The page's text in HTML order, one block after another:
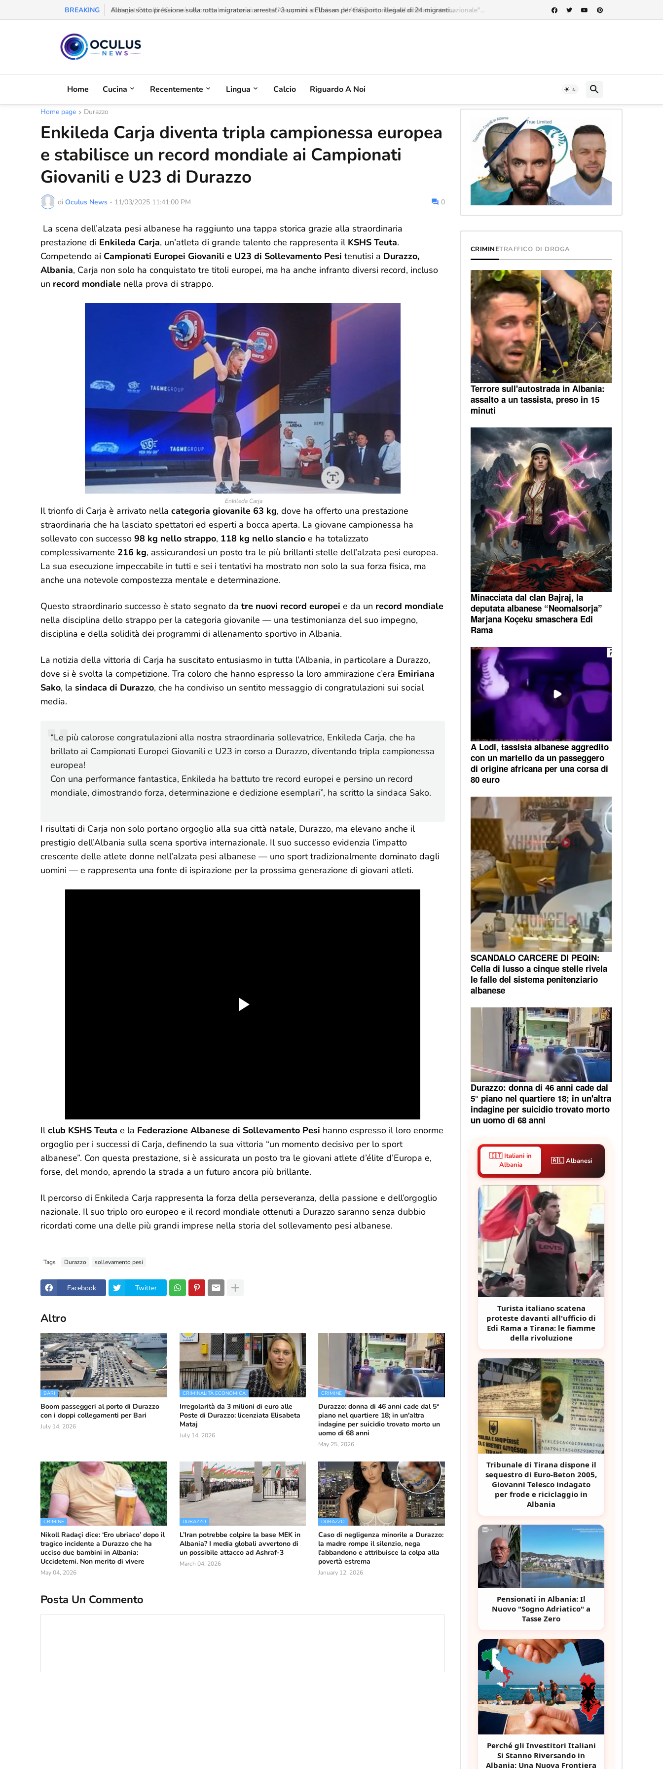
BREAKING Behgjet Pacolli: "Se sarà revocata la concessione dell'Aeroporto di Valona, MABCO ricorrerà all'arbitrato internazionale"...
Home Cucina Recentemente Lingua Calcio Riguardo A Noi
Home page Durazzo
Enkileda Carja diventa tripla campionessa europea
e stabilisce un record mondiale ai Campionati
Giovanili e U23 di Durazzo
di Oculus News - 11/03/2025 11:41:00 PM 0
La scena dell’alzata pesi albanese ha raggiunto una tappa storica grazie alla straordinaria
prestazione di Enkileda Carja, un’atleta di grande talento che rappresenta il KSHS Teuta.
Competendo ai Campionati Europei Giovanili e U23 di Sollevamento Pesi tenutisi a Durazzo,
Albania, Carja non solo ha conquistato tre titoli europei, ma ha anche infranto diversi record, incluso
un record mondiale nella prova di strappo.
Enkileda Carja
Il trionfo di Carja è arrivato nella categoria giovanile 63 kg, dove ha offerto una prestazione
straordinaria che ha lasciato spettatori ed esperti a bocca aperta. La giovane campionessa ha
sollevato con successo 98 kg nello strappo, 118 kg nello slancio e ha totalizzato
complessivamente 216 kg, assicurandosi un posto tra le più brillanti stelle dell’alzata pesi europea.
La sua esecuzione impeccabile in tutti e sei i tentativi ha mostrato non solo la sua forza fisica, ma
anche una notevole compostezza mentale e determinazione.
Questo straordinario successo è stato segnato da tre nuovi record europei e da un record mondiale
nella disciplina dello strappo per la categoria giovanile — una testimonianza del suo impegno,
disciplina e della solidità dei programmi di allenamento sportivo in Albania.
La notizia della vittoria di Carja ha suscitato entusiasmo in tutta l’Albania, in particolare a Durazzo,
dove si è svolta la competizione. Tra coloro che hanno espresso la loro ammirazione c’era Emiriana
Sako, la sindaca di Durazzo, che ha condiviso un sentito messaggio di congratulazioni sui social
media.
“Le più calorose congratulazioni alla nostra straordinaria sollevatrice, Enkileda Carja, che ha
brillato ai Campionati Europei Giovanili e U23 in corso a Durazzo, diventando tripla campionessa
europea!
Con una performance fantastica, Enkileda ha battuto tre record europei e persino un record
mondiale, dimostrando forza, determinazione e dedizione esemplari”, ha scritto la sindaca Sako.
I risultati di Carja non solo portano orgoglio alla sua città natale, Durazzo, ma elevano anche il
prestigio dell’Albania sulla scena sportiva internazionale. Il suo successo evidenzia l’impatto
crescente delle atlete donne nell’alzata pesi albanese — uno sport tradizionalmente dominato dagli
uomini — e rappresenta una fonte di ispirazione per la prossima generazione di giovani atleti.
Ilclub KSHS Teuta e la Federazione Albanese di Sollevamento Pesi hanno espresso il loro enorme
orgoglio per i successi di Carja, definendo la sua vittoria “un momento decisivo per lo sport
albanese”. Con questa prestazione, si è assicurata un posto tra le giovani atlete d’élite d’Europa e,
forse, del mondo, aprendo la strada a un futuro ancora più brillante.
Il percorso di Enkileda Carja rappresenta la forza della perseveranza, della passione e dell’orgoglio
nazionale. Il suo triplo oro europeo e il record mondiale ottenuti a Durazzo saranno senza dubbio
ricordati come una delle più grandi imprese nella storia del sollevamento pesi albanese.
Tags Durazzo sollevamento pesi
Facebook Twitter
Altro
BARI
Boom passeggeri al porto di Durazzo
con i doppi collegamenti per Bari
July 14, 2026
CRIMINALITÀ ECONOMICA
Irregolarità da 3 milioni di euro alle
Poste di Durazzo: licenziata Elisabeta
Mataj
July 14, 2026
CRIMINE
Durazzo: donna di 46 anni cade dal 5°
piano nel quartiere 18; in un'altra
indagine per suicidio trovato morto un
uomo di 68 anni
May 25, 2026
CRIMINE
Nikoll Radaçi dice: ‘Ero ubriaco’ dopo il
tragico incidente a Durazzo che ha
ucciso due bambini in Albania:
Uccidetemi. Non merito di vivere
May 04, 2026
DURAZZO
L’Iran potrebbe colpire la base MEK in
Albania? I media globali avvertono di
un possibile attacco ad Ashraf-3
March 04, 2026
DURAZZO
Caso di negligenza minorile a Durazzo:
la madre rompe il silenzio, nega
l’abbandono e attribuisce la colpa alla
povertà estrema
January 12, 2026
Posta Un Commento
CRIMINETRAFFICO DI DROGA
Terrore sull'autostrada in Albania:
assalto a un tassista, preso in 15
minuti
Minacciata dal clan Bajraj, la
deputata albanese “Neomalsorja”
Marjana Koçeku smaschera Edi
Rama
A Lodi, tassista albanese aggredito
con un martello da un passeggero
di origine africana per una corsa di
80 euro
SCANDALO CARCERE DI PEQIN:
Cella di lusso a cinque stelle rivela
le falle del sistema penitenziario
albanese
Durazzo: donna di 46 anni cade dal
5° piano nel quartiere 18; in un'altra
indagine per suicidio trovato morto
un uomo di 68 anni
🇮🇹 Italiani in
Albania
🇦🇱 Albanesi
Turista italiano scatena
proteste davanti all'ufficio di
Edi Rama a Tirana: le fiamme
della rivoluzione
Tribunale di Tirana dispone il
sequestro di Euro-Beton 2005,
Giovanni Telesco indagato
per frode e riciclaggio in
Albania
Pensionati in Albania: Il
Nuovo "Sogno Adriatico" a
Tasse Zero
Perché gli Investitori Italiani
Si Stanno Riversando in
Albania: Una Nuova Frontiera